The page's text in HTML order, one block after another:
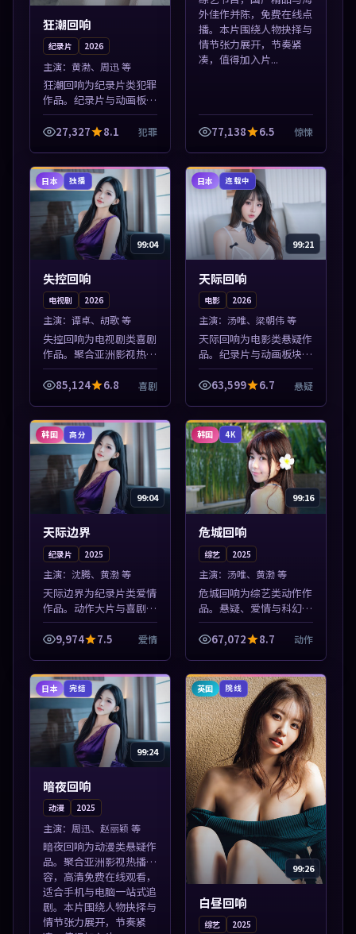
狂潮回响
纪录片 2026
主演： 黄渤、周迅 等
狂潮回响为纪录片类犯罪
作品。纪录片与动画板块
同步更新，亚洲影视一站
式导览，支持关键词检索
凑，值得加入...
27,327 8.1 犯罪
外佳作并陈，免费在线点
播。本片围绕人物抉择与
情节张力展开，节奏紧
凑，值得加入片...
77,138 6.5 惊悚
日本 独播
99:04
失控回响
电视剧 2026
主演： 谭卓、胡歌 等
失控回响为电视剧类喜剧
作品。聚合亚洲影视热播
内容，高清免费在线观
看，适合手机与电脑一站
紧凑，值得加入...
85,124 6.8 喜剧
日本 连载中
99:21
天际回响
电影 2026
主演： 汤唯、梁朝伟 等
天际回响为电影类悬疑作
品。纪录片与动画板块同
步更新，亚洲影视一站式
导览，支持关键词检索片
凑，值得加入片...
63,599 6.7 悬疑
韩国 高分
99:04
天际边界
纪录片 2025
主演： 沈腾、黄渤 等
天际边界为纪录片类爱情
作品。动作大片与喜剧短
片搭配推荐，亚洲影视高
清站，流畅不卡顿。本片
入片单。
9,974 7.5 爱情
韩国 4K
99:16
危城回响
综艺 2025
主演： 汤唯、黄渤 等
危城回响为综艺类动作作
品。悬疑、爱情与科幻类
型齐全，热播榜单实时刷
新，沉浸式观影体验。本
加入片单。
67,072 8.7 动作
日本 完结
99:24
暗夜回响
动漫 2025
主演： 周迅、赵丽颖 等
暗夜回响为动漫类悬疑作
品。聚合亚洲影视热播内
容，高清免费在线观看，
适合手机与电脑一站式追
剧。本片围绕人物抉择与
情节张力展开，节奏紧
英国 院线
99:26
白昼回响
综艺 2025